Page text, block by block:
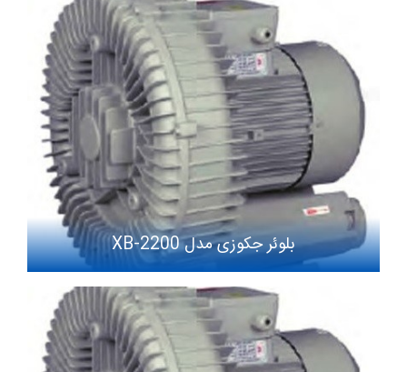
بلوئر جکوزی مدل XB-2200